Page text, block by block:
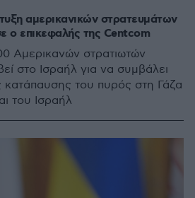
αμερικανικών στρατευμάτων
ο επικεφαλής της Centcom
Αμερικανών στρατιωτών
στο Ισραήλ για να συμβάλει
κατάπαυσης του πυρός στη Γάζα
του Ισραήλ